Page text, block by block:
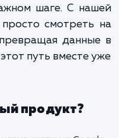
и
в
ключ.